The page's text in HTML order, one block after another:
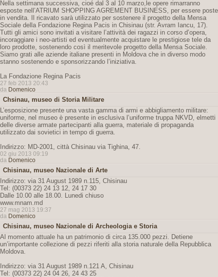
Nella settimana successiva, cioé dal 3 al 10 marzo,le opere rimarranno
esposte nell’ATRIUM SHOPPING AGREMENT BUSINESS, per essere poste
in vendita. Il ricavato sarà utilizzato per sostenere il progetto della Mensa
Sociale della Fondazione Regina Pacis in Chisinau (str. Avram Iancu, 17).
Tutti gli amici sono invitati a visitare l’attività dei ragazzi in corso d’opera,
incoraggiare i neo-artisti ed eventualmente acquistare le prestigiose tele da
loro prodotte, sostenendo così il meritevole progetto della Mensa Sociale.
Siamo grati alle aziende italiane presenti in Moldova che in diverso modo
stanno sostenendo e sponsorizzando l’iniziativa.
La Fondazione Regina Pacis
27 feb 2013 20:43
da Domenico
Chsinau, museo di Storia Militare
L’esposizione presente una vasta gamma di armi e abbigliamento militare:
uniforme, nel museo è presente in esclusiva l’uniforme truppa NKVD, elmetti
delle diverse armate partecipanti alla guerra, materiale di propaganda
utilizzato dai sovietici in tempo di guerra.
Indirizzo: MD-2001, città Chisinau via Tighina, 47.
02 giu 2013 09:19
da Domenico
Chisinau, museo Nazionale di Arte
Indirizzo: via 31 August 1989 n.115, Chisinau
Tel: (00373 22) 24 13 12, 24 17 30
Dalle 10.00 alle 18.00. Lunedi chiuso
www.mnam.md
27 mag 2013 19:37
da Domenico
Chisinau, museo Nazionale di Archeologia e Storia
Al momento attuale ha un patrimonio di circa 135.000 pezzi. Detiene
un’importante collezione di pezzi riferiti alla storia naturale della Repubblica
Moldova.
Indirizzo: via 31 August 1989 n.121 A, Chisinau
Tel: (00373 22) 24 04 26, 24 43 25